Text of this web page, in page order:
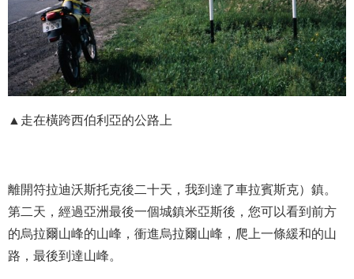
▲走在橫跨西伯利亞的公路上
離開符拉迪沃斯托克後二十天，我到達了車拉賓斯克）鎮。
第二天，經過亞洲最後一個城鎮米亞斯後，您可以看到前方
的烏拉爾山峰的山峰，衝進烏拉爾山峰，爬上一條緩和的山
路，最後到達山峰。